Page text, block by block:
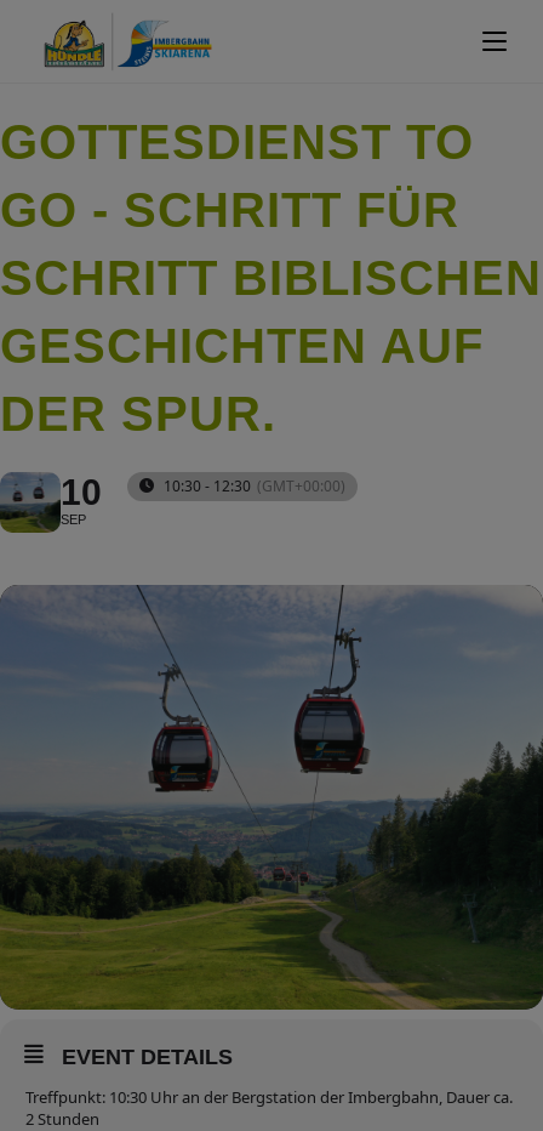
GOTTESDIENST TO
GO - SCHRITT FÜR
SCHRITT BIBLISCHEN
GESCHICHTEN AUF
DER SPUR.
10
SEP
10:30 - 12:30 (GMT+00:00)
EVENT DETAILS
Treffpunkt: 10:30 Uhr an der Bergstation der Imbergbahn, Dauer ca.
2 Stunden